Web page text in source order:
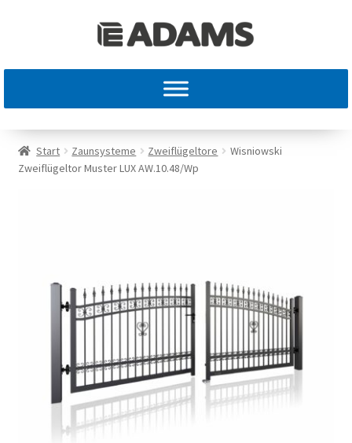
Start Zaunsysteme Zweiflügeltore
Wisniowski
Zweiflügeltor Muster LUX AW.10.48/Wp